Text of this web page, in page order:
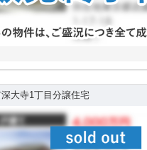
大寺1丁目分譲住宅